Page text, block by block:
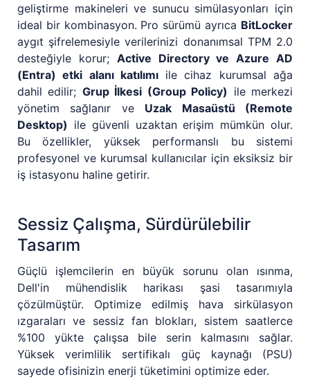
geliştirme makineleri ve sunucu simülasyonları için
ideal bir kombinasyon. Pro sürümü ayrıca BitLocker
aygıt şifrelemesiyle verilerinizi donanımsal TPM 2.0
desteğiyle korur; Active Directory ve Azure AD
(Entra) etki alanı katılımıile cihaz kurumsal ağa
dahil edilir; Grup İlkesi (Group Policy) ile merkezi
yönetim sağlanır ve Uzak Masaüstü (Remote
Desktop) ile güvenli uzaktan erişim mümkün olur.
Bu özellikler, yüksek performanslı bu sistemi
profesyonel ve kurumsal kullanıcılar için eksiksiz bir
iş istasyonu haline getirir.
Sessiz Çalışma, Sürdürülebilir
Tasarım
Güçlü işlemcilerin en büyük sorunu olan ısınma,
Dell'in mühendislik harikası şasi tasarımıyla
çözülmüştür. Optimize edilmiş hava sirkülasyon
ızgaraları ve sessiz fan blokları, sistem saatlerce
%100 yükte çalışsa bile serin kalmasını sağlar.
Yüksek verimlilik sertifikalı güç kaynağı (PSU)
sayede ofisinizin enerji tüketimini optimize eder.